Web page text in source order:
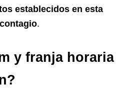
establecidos en esta
.
y franja horaria